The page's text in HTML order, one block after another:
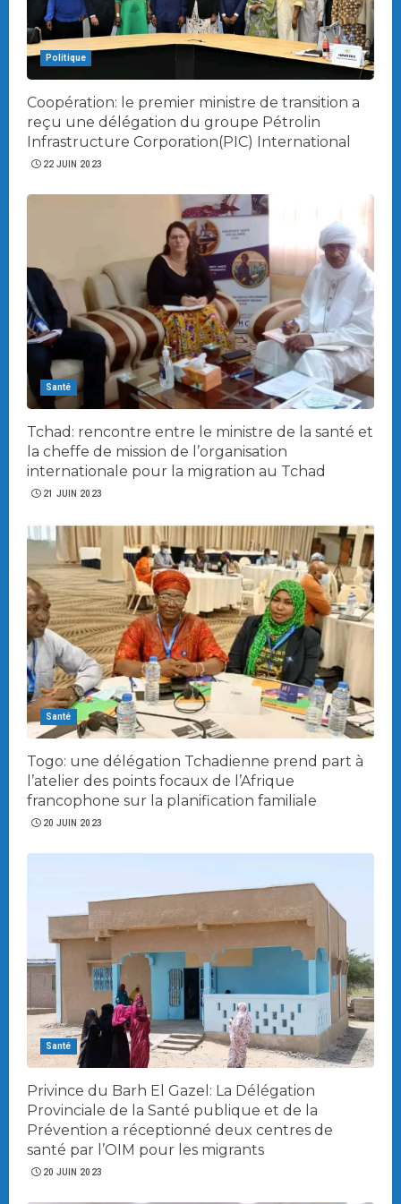
Politique
Coopération: le premier ministre de transition a
reçu une délégation du groupe Pétrolin
Infrastructure Corporation(PIC) International
22 JUIN 2023
Santé
Tchad: rencontre entre le ministre de la santé et
la cheffe de mission de l’organisation
internationale pour la migration au Tchad
21 JUIN 2023
Santé
Togo: une délégation Tchadienne prend part à
l’atelier des points focaux de l’Afrique
francophone sur la planification familiale
20 JUIN 2023
Santé
Privince du Barh El Gazel: La Délégation
Provinciale de la Santé publique et de la
Prévention a réceptionné deux centres de
santé par l’OIM pour les migrants
20 JUIN 2023